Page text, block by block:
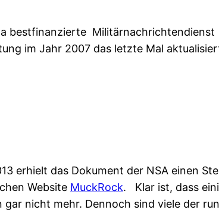
bestfinanzierte Militärnachrichtendienst
im Jahr 2007 das letzte Mal
erhielt das Dokument der NSA einen
Website MuckRock. Klar ist, dass
nicht mehr. Dennoch sind viele der